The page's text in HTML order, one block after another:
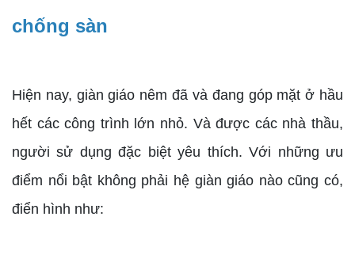
chống sàn
Hiện nay, giàn giáo nêm đã và đang góp mặt ở hầu
hết các công trình lớn nhỏ. Và được các nhà thầu,
người sử dụng đặc biệt yêu thích. Với những ưu
điểm nổi bật không phải hệ giàn giáo nào cũng có,
điển hình như: